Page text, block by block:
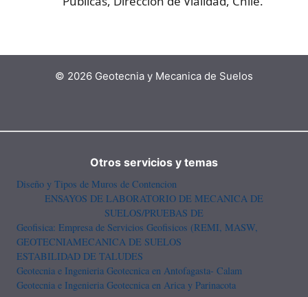
© 2026 Geotecnia y Mecanica de Suelos
Otros servicios y temas
Diseño y Tipos de Muros de Contencion
ENSAYOS DE LABORATORIO DE MECANICA DE
SUELOS/PRUEBAS DE
Geofisica: Empresa de Servicios Geofisicos (REMI, MASW,
GEOTECNIAMECANICA DE SUELOS
ESTABILIDAD DE TALUDES
Geotecnia e Ingenieria Geotecnica en Antofagasta- Calam
Geotecnia e Ingenieria Geotecnica en Arica y Parinacota